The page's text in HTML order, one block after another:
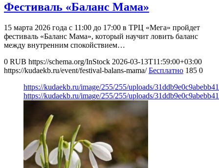
Фестиваль «Баланс Мама»
15 марта 2026 года с 11:00 до 17:00 в ТРЦ «Мега» пройдет
фестиваль «Баланс Мама», который научит ловить баланс
между внутренним спокойствием…
0 RUB https://schema.org/InStock 2026-03-13T11:59:00+03:00
https://kudaekb.ru/event/festival-balans-mama/ Бесплатно 185 0
https://kudaekb.ru/image/255/255/uploads/
https://kudaekb.ru/image/255/255/uploads/